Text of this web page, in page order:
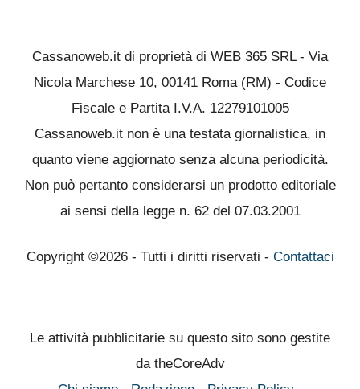
Cassanoweb.it di proprietà di WEB 365 SRL - Via
Nicola Marchese 10, 00141 Roma (RM) - Codice
Fiscale e Partita I.V.A. 12279101005
Cassanoweb.it non è una testata giornalistica, in
quanto viene aggiornato senza alcuna periodicità.
Non può pertanto considerarsi un prodotto editoriale
ai sensi della legge n. 62 del 07.03.2001
Copyright ©2026 - Tutti i diritti riservati - Contattaci
Le attività pubblicitarie su questo sito sono gestite
da theCoreAdv